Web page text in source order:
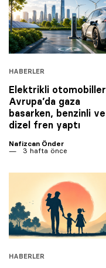
HABERLER
Elektrikli otomobiller
Avrupa’da gaza
basarken, benzinli ve
dizel fren yaptı
Nafizcan Önder
3 hafta önce
HABERLER